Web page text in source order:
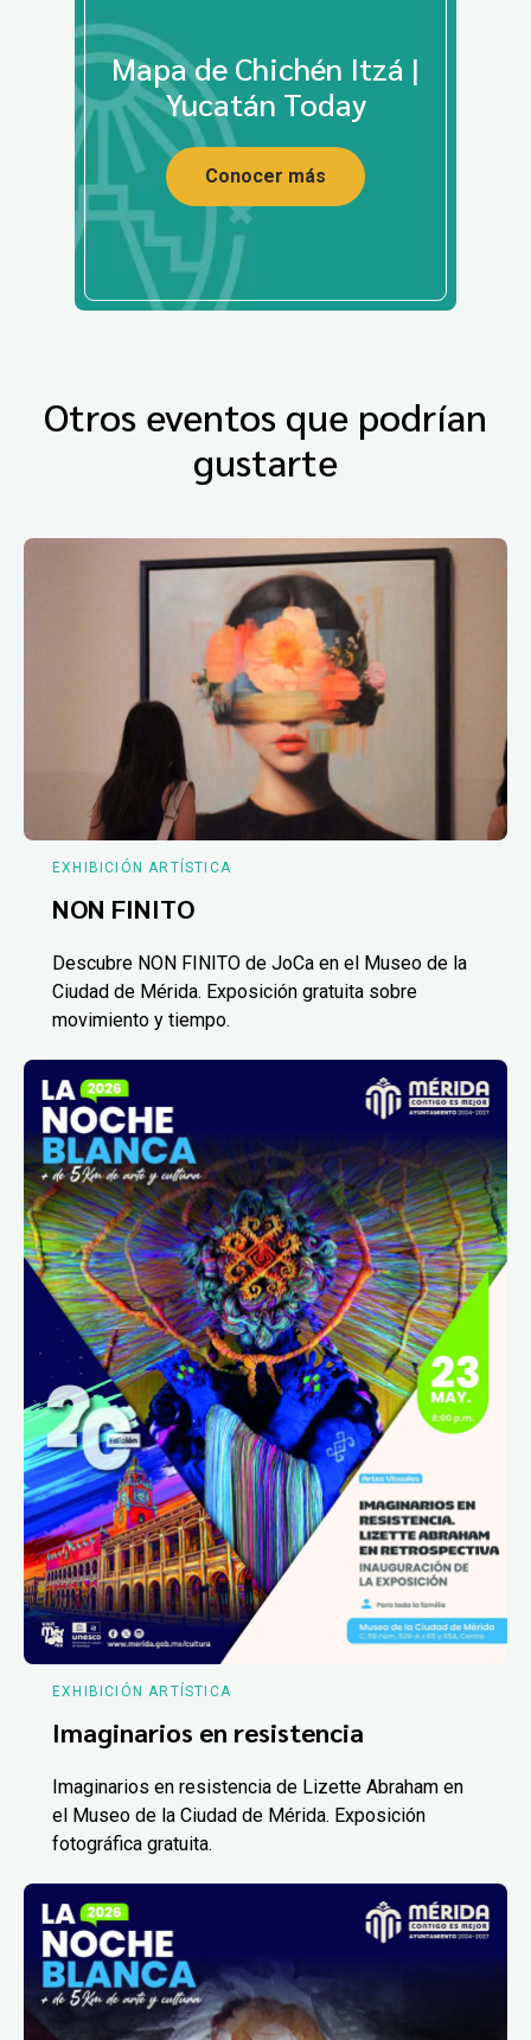
Mapa de Chichén Itzá |
Yucatán Today
Conocer más
Otros eventos que podrían
gustarte
EXHIBICIÓN ARTÍSTICA
NON FINITO
Descubre NON FINITO de JoCa en el Museo de la
Ciudad de Mérida. Exposición gratuita sobre
movimiento y tiempo.
EXHIBICIÓN ARTÍSTICA
Imaginarios en resistencia
Imaginarios en resistencia de Lizette Abraham en
el Museo de la Ciudad de Mérida. Exposición
fotográfica gratuita.